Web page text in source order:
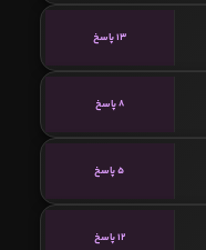
13 پاسخ
8 پاسخ
5 پاسخ
12 پاسخ